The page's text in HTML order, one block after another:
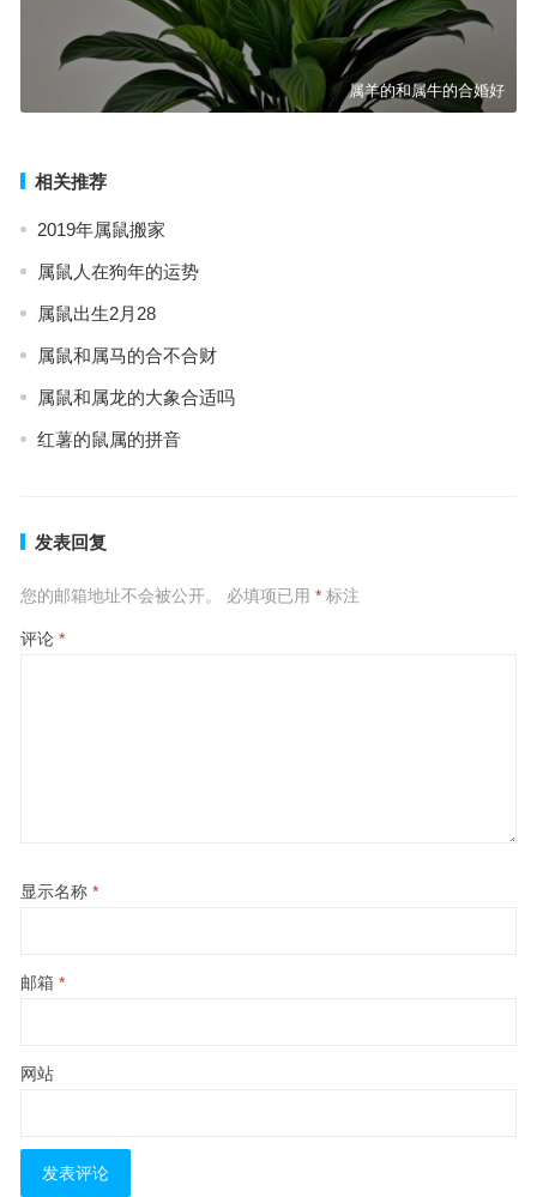
属羊的和属牛的合婚好
相关推荐
2019年属鼠搬家
属鼠人在狗年的运势
属鼠出生2月28
属鼠和属马的合不合财
属鼠和属龙的大象合适吗
红薯的鼠属的拼音
发表回复
您的邮箱地址不会被公开。 必填项已用 *标注
评论 *
显示名称 *
邮箱 *
网站